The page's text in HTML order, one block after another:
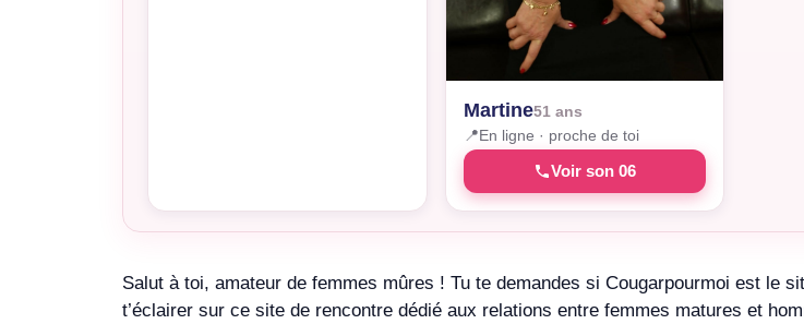
Salut à toi, amateur de femmes mûres ! Tu te demandes si Cougarpourmoi est le
t’éclairer sur ce site de rencontre dédié aux relations entre femmes matures et
Martine51 ans
📍En ligne · proche de toi
Voir son 06